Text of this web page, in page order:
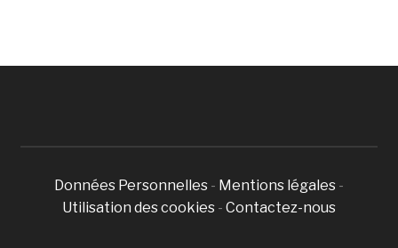
Données Personnelles - Mentions légales -
Utilisation des cookies - Contactez-nous